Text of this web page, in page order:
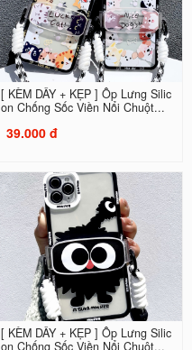
[ KÈM DÂY + KẸP ] Ốp Lưng Silic
on Chống Sốc Viền Nổi Chuột...
39.000 đ
[ KÈM DÂY + KẸP ] Ốp Lưng Silic
on Chống Sốc Viền Nổi Chuột...